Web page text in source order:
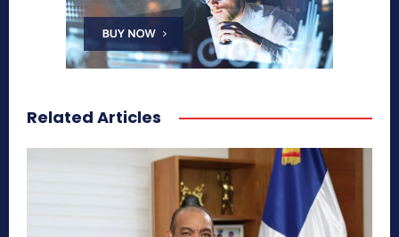
Related Articles